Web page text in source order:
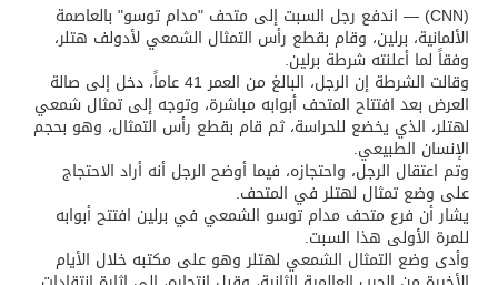
كسوة الكعبة تعتلي البيت العتيق
(CNN) — اندفع رجل السبت إلى متحف "مدام توسو" بالعاصمة
الألمانية، برلين، وقام بقطع رأس التمثال الشمعي لأدولف هتلر،
وفقاً لما أعلنته شرطة برلين.
وقالت الشرطة إن الرجل، البالغ من العمر 41 عاماً، دخل إلى صالة
العرض بعد افتتاح المتحف أبوابه مباشرة، وتوجه إلى تمثال شمعي
لهتلر، الذي يخضع للحراسة، ثم قام بقطع رأس التمثال، وهو بحجم
الإنسان الطبيعي.
وتم اعتقال الرجل، واحتجازه، فيما أوضح الرجل أنه أراد الاحتجاج
على وضع تمثال لهتلر في المتحف.
يشار أن فرع متحف مدام توسو الشمعي في برلين افتتح أبوابه
للمرة الأولى هذا السبت.
وأدى وضع التمثال الشمعي لهتلر وهو على مكتبه خلال الأيام